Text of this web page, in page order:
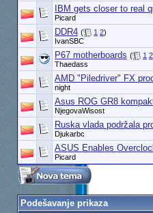
IBM gets closer to real
Picard
DDR4 ( 1 2)
IvanSBC
P67 motherboards ( 1 2
Thaedass
AMD "Piledriver" FX
night
Asus ROG GR8
NjegovaWisost
Ruska vlada podržala
Djukarbc
ASUS Enables
Picard
Podešavanje prikaza